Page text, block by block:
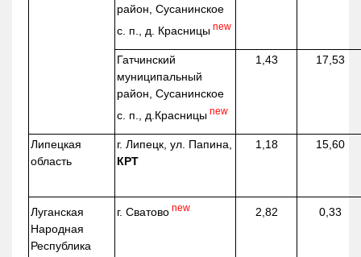
район, Сусанинское
с. п., д. Красницы new
Гатчинский
муниципальный
район, Сусанинское
с. п., д.Красницы new
1,43 17,53
Липецкая
область
г. Липецк, ул. Папина,
КРТ
1,18 15,60
Луганская
Народная
Республика
г. Сватово new 2,82 0,33